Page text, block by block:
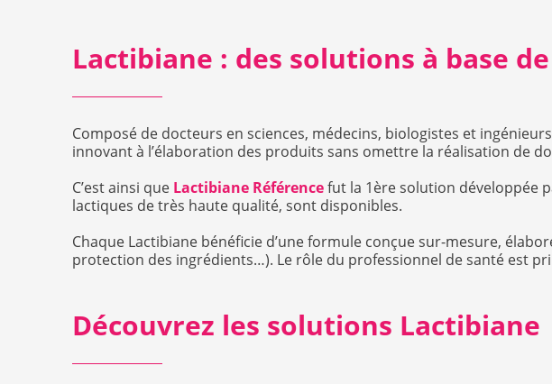
Lactibiane : des solutions à base
Composé de docteurs en sciences, médecins, biologistes et
innovant à l’élaboration des produits sans omettre la réalisation de
C’est ainsi que Lactibiane Référencefut la 1ère solution développée
lactiques de très haute qualité, sont disponibles.
Chaque Lactibiane bénéficie d’une formule conçue sur-mesure,
protection des ingrédients…). Le rôle du professionnel de santé est
Découvrez les solutions Lactibiane